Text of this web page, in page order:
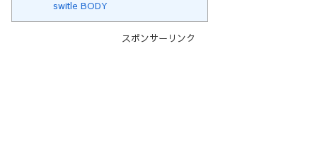
switle BODY
スポンサーリンク